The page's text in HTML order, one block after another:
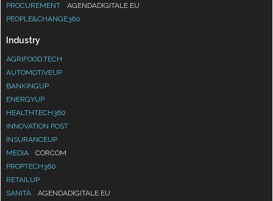
PROCUREMENT
AGENDADIGITALE.EU
PEOPLE&CHANGE360
Industry
AGRIFOOD.TECH
AUTOMOTIVEUP
BANKINGUP
ENERGYUP
HEALTHTECH360
INNOVATION POST
INSURANCEUP
MEDIA
CORCOM
PROPTECH360
RETAILUP
SANITÀ
AGENDADIGITALE.EU